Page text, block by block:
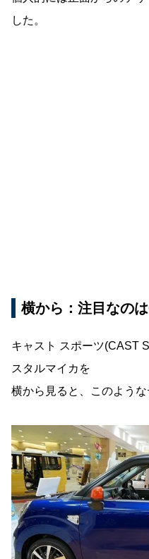
した。
横から：注目なの
キャスト スポーツ(CAST
スタルマイカを
横から見ると、このような